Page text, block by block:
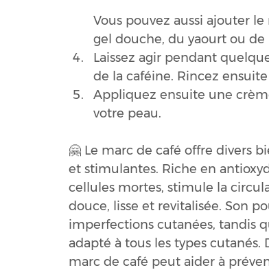
Vous pouvez aussi ajouter
gel douche, du yaourt ou
Laissez agir pendant
de la caféine. Rincez
Appliquez ensuite une
votre peau.
🤗 Le marc de café offre divers
et stimulantes. Riche en
cellules mortes, stimule la
douce, lisse et revitalisée. Son
imperfections cutanées, tandis
adapté à tous les types
marc de café peut aider à